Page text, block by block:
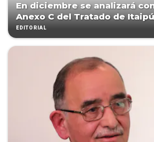
En diciembre se analizará
Anexo C del Tratado de Itaipú
EDITORIAL